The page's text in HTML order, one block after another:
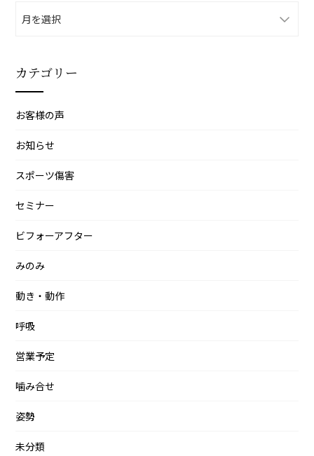
ー
ブ
カテゴリー
お客様の声
お知らせ
スポーツ傷害
セミナー
ビフォーアフター
みのみ
動き・動作
呼吸
営業予定
噛み合せ
姿勢
未分類